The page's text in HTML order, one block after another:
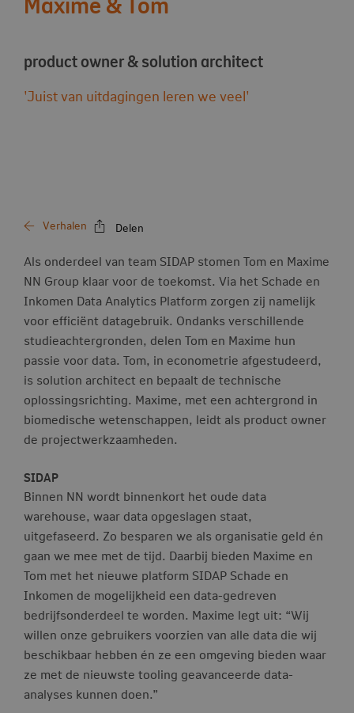
product owner & solution architect
'Juist van uitdagingen leren we veel'
Verhalen Delen
Als onderdeel van team SIDAP stomen Tom en Maxime
NN Group klaar voor de toekomst. Via het Schade en
Inkomen Data Analytics Platform zorgen zij namelijk
voor efficiënt datagebruik. Ondanks verschillende
studieachtergronden, delen Tom en Maxime hun
passie voor data. Tom, in econometrie afgestudeerd,
is solution architect en bepaalt de technische
oplossingsrichting. Maxime, met een achtergrond in
biomedische wetenschappen, leidt als product owner
de projectwerkzaamheden.
SIDAP
Binnen NN wordt binnenkort het oude data
warehouse, waar data opgeslagen staat,
uitgefaseerd. Zo besparen we als organisatie geld én
gaan we mee met de tijd. Daarbij bieden Maxime en
Tom met het nieuwe platform SIDAP Schade en
Inkomen de mogelijkheid een data-gedreven
bedrijfsonderdeel te worden. Maxime legt uit: “Wij
willen onze gebruikers voorzien van alle data die wij
beschikbaar hebben én ze een omgeving bieden waar
ze met de nieuwste tooling geavanceerde data-
analyses kunnen doen.”